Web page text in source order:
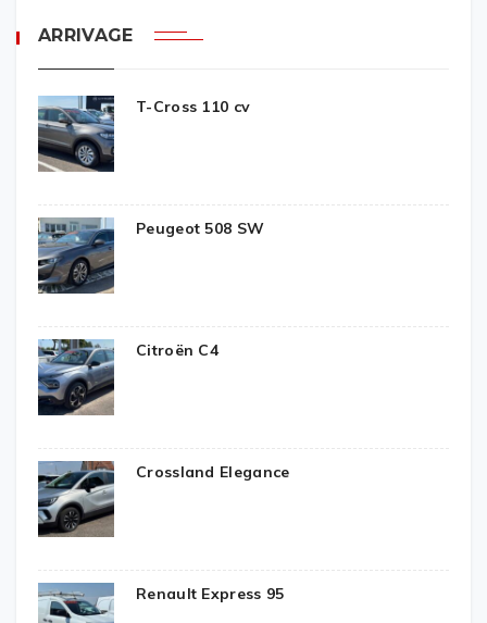
ARRIVAGE
T-Cross 110 cv
Peugeot 508 SW
Citroën C4
Crossland Elegance
Renault Express 95